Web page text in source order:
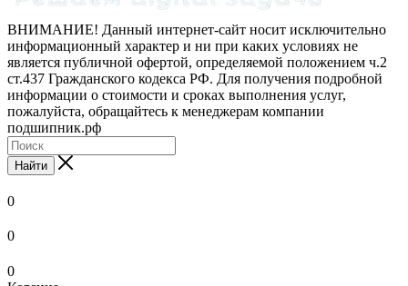
ВНИМАНИЕ! Данный интернет-сайт носит исключительно
информационный характер и ни при каких условиях не
является публичной офертой, определяемой положением ч.2
ст.437 Гражданского кодекса РФ. Для получения подробной
информации о стоимости и сроках выполнения услуг,
пожалуйста, обращайтесь к менеджерам компании
подшипник.рф
Найти
0
0
0